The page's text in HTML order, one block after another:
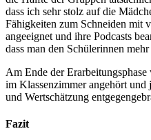
dass ich sehr stolz auf die
Fähigkeiten zum Schneiden mit
angeeignet und ihre Podcasts
dass man den Schülerinnen
Am Ende der
im Klassenzimmer angehört
und Wertschätzung
Fazit